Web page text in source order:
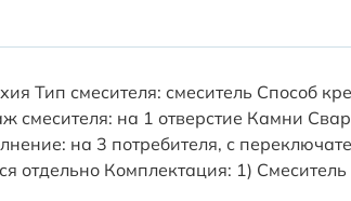
Тип смесителя: смеситель Способ
на 1 отверстие Камни
на 3 потребителя, с
отдельно Комплектация: 1) Смеситель